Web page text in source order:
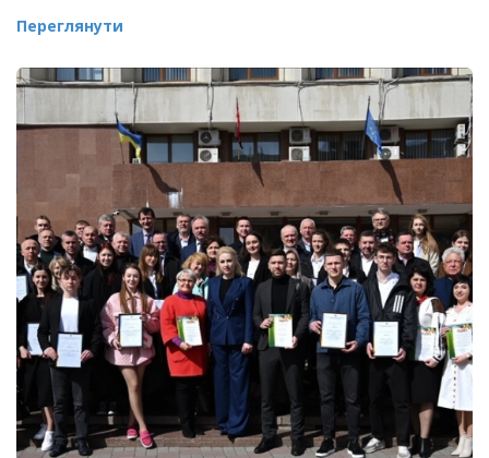
Переглянути